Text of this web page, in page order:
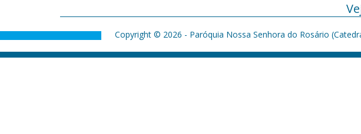
Copyright © 2026 - Paróquia Nossa Senhora do Rosário